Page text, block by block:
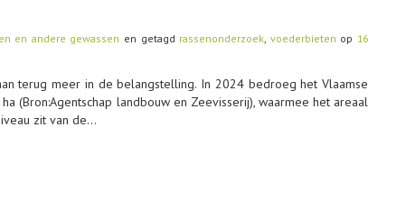
en andere gewassen en getagd rassenonderzoek, voederbieten op 16
terug meer in de belangstelling. In 2024 bedroeg het Vlaamse
ha (Bron:Agentschap landbouw en Zeevisserij), waarmee het areaal
zit van de…